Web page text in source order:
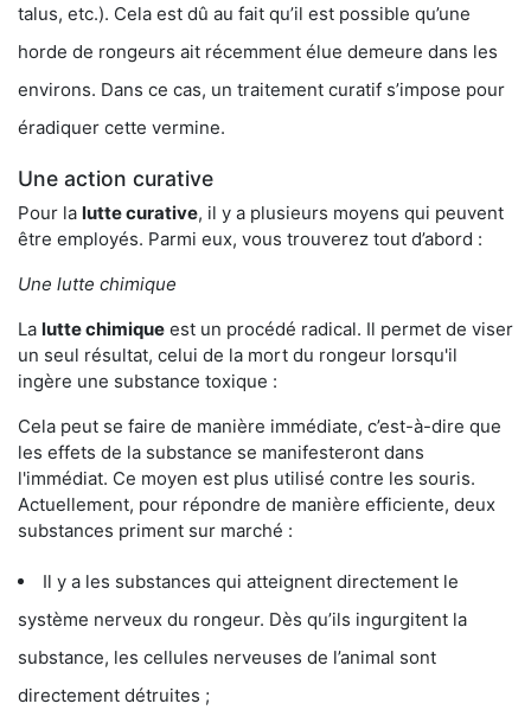
talus, etc.). Cela est dû au fait qu’il est possible qu’une
horde de rongeurs ait récemment élue demeure dans les
environs. Dans ce cas, un traitement curatif s’impose pour
éradiquer cette vermine.
Une action curative
Pour la lutte curative, il y a plusieurs moyens qui peuvent
être employés. Parmi eux, vous trouverez tout d’abord :
Une lutte chimique
La lutte chimique est un procédé radical. Il permet de viser
un seul résultat, celui de la mort du rongeur lorsqu'il
ingère une substance toxique :
Cela peut se faire de manière immédiate, c’est-à-dire que
les effets de la substance se manifesteront dans
l'immédiat. Ce moyen est plus utilisé contre les souris.
Actuellement, pour répondre de manière efficiente, deux
substances priment sur marché :
Il y a les substances qui atteignent directement le
système nerveux du rongeur. Dès qu’ils ingurgitent la
substance, les cellules nerveuses de l’animal sont
directement détruites ;